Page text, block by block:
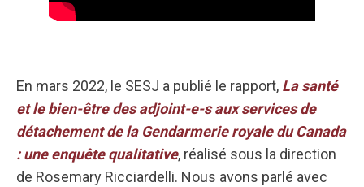
En mars 2022, le SESJ a publié le rapport, La santé
et le bien-être des adjoint-e-s aux services de
détachement de la Gendarmerie royale du Canada
: une enquête qualitative, réalisé sous la direction
de Rosemary Ricciardelli. Nous avons parlé avec